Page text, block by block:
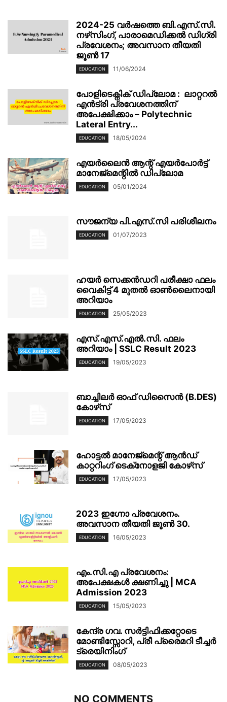
2024-25 വർഷത്തെ ബി.എസ്.സി.
നഴ്‌സിംഗ്, പാരാമെഡിക്കൽ ഡിഗ്രി
പ്രവേശനം; അവസാന തീയതി
ജൂൺ 17
EDUCATION 11/06/2024
പോളിടെക്നിക് ഡിപ്ലോമ : ലാറ്ററൽ
എൻട്രി പ്രവേശനത്തിന്
അപേക്ഷിക്കാം – Polytechnic
Lateral Entry...
EDUCATION 18/05/2024
എയർലൈൻ ആന്റ് എയർപോർട്ട്
മാനേജ്‌മെന്റിൽ ഡിപ്ലോമ
EDUCATION 05/01/2024
സൗജന്യ പി.എസ്.സി പരിശീലനം
EDUCATION 01/07/2023
ഹയർ സെക്കൻഡറി പരീക്ഷാ ഫലം
വൈകിട്ട് 4 മുതൽ ഓൺലൈനായി
അറിയാം
EDUCATION 25/05/2023
എസ്.എസ്.എൽ.സി. ഫലം
അറിയാം | SSLC Result 2023
EDUCATION 19/05/2023
ബാച്ചിലർ ഓഫ് ഡിസൈൻ (B.DES)
കോഴ്‌സ്
EDUCATION 17/05/2023
ഹോട്ടൽ മാനേജ്‌മെന്റ് ആൻഡ്
കാറ്ററിംഗ് ടെക്‌നോളജി കോഴ്‌സ്
EDUCATION 17/05/2023
2023 ഇഗ്നോ പ്രവേശനം.
അവസാന തീയതി ജൂൺ 30.
EDUCATION 16/05/2023
എം.സി.എ പ്രവേശനം:
അപേക്ഷകൾ ക്ഷണിച്ചു | MCA
Admission 2023
EDUCATION 15/05/2023
കേന്ദ്ര ഗവ. സർട്ടിഫിക്കറ്റോടെ
മോണ്ടിസ്സോറി, പ്രീ പ്രൈമറി ടീച്ചർ
ട്രെയിനിംഗ്
EDUCATION 08/05/2023
NO COMMENTS